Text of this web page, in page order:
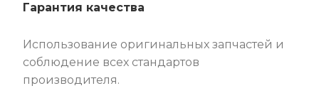
Гарантия качества
Использование оригинальных запчастей и
соблюдение всех стандартов
производителя.